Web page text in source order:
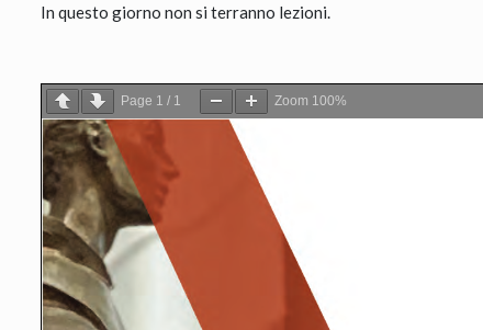
In questo giorno non si terranno lezioni.
Page 1 / 1 Zoom 100%